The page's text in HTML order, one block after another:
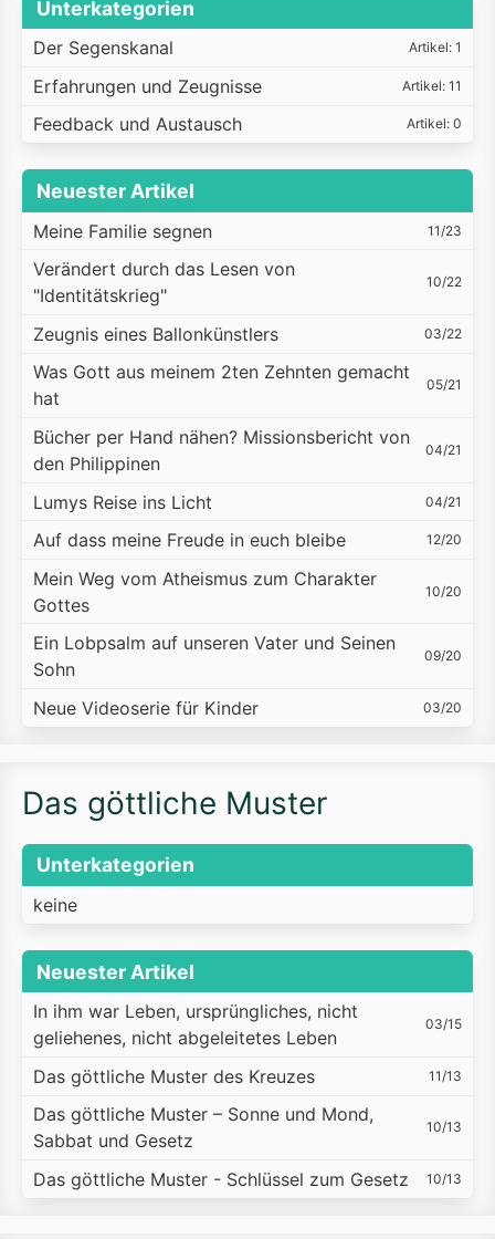
Unterkategorien
Der Segenskanal Artikel: 1
Erfahrungen und Zeugnisse Artikel: 11
Feedback und Austausch Artikel: 0
Neuester Artikel
Meine Familie segnen 11/23
Verändert durch das Lesen von
"Identitätskrieg"
10/22
Zeugnis eines Ballonkünstlers 03/22
Was Gott aus meinem 2ten Zehnten gemacht
hat
05/21
Bücher per Hand nähen? Missionsbericht von
den Philippinen
04/21
Lumys Reise ins Licht 04/21
Auf dass meine Freude in euch bleibe 12/20
Mein Weg vom Atheismus zum Charakter
Gottes
10/20
Ein Lobpsalm auf unseren Vater und Seinen
Sohn
09/20
Neue Videoserie für Kinder 03/20
Das göttliche Muster
Unterkategorien
keine
Neuester Artikel
In ihm war Leben, ursprüngliches, nicht
geliehenes, nicht abgeleitetes Leben
03/15
Das göttliche Muster des Kreuzes 11/13
Das göttliche Muster – Sonne und Mond,
Sabbat und Gesetz
10/13
Das göttliche Muster - Schlüssel zum Gesetz 10/13